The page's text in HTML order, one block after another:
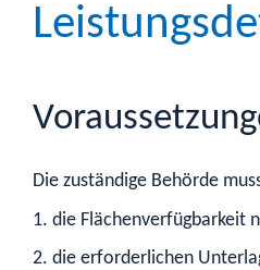
Die zuständige Behörde
1. die Flächenverfügbarkeit
2. die erforderlichen